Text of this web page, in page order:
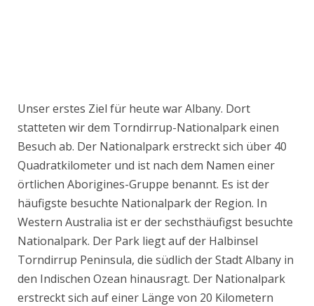
Unser erstes Ziel für heute war Albany. Dort
statteten wir dem Torndirrup-Nationalpark einen
Besuch ab. Der Nationalpark erstreckt sich über 40
Quadratkilometer und ist nach dem Namen einer
örtlichen Aborigines-Gruppe benannt. Es ist der
häufigste besuchte Nationalpark der Region. In
Western Australia ist er der sechsthäufigst besuchte
Nationalpark. Der Park liegt auf der Halbinsel
Torndirrup Peninsula, die südlich der Stadt Albany in
den Indischen Ozean hinausragt. Der Nationalpark
erstreckt sich auf einer Länge von 20 Kilometern